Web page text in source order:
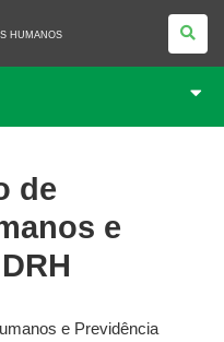
HUMANOS
de
e
e Previdência